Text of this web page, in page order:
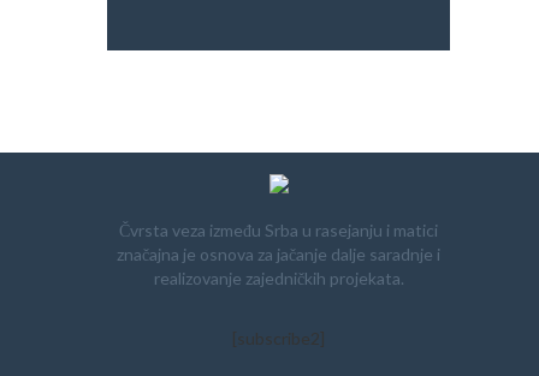
Čvrsta veza između Srba u rasejanju i matici
značajna je osnova za jačanje dalje saradnje i
realizovanje zajedničkih projekata.
[subscribe2]